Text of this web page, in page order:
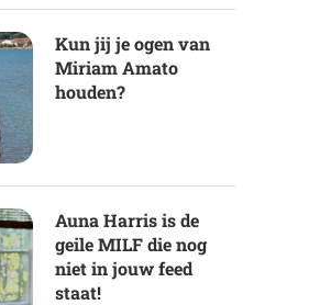
Kun jij je ogen van
Miriam Amato
houden?
Auna Harris is de
geile MILF die nog
niet in jouw feed
staat!